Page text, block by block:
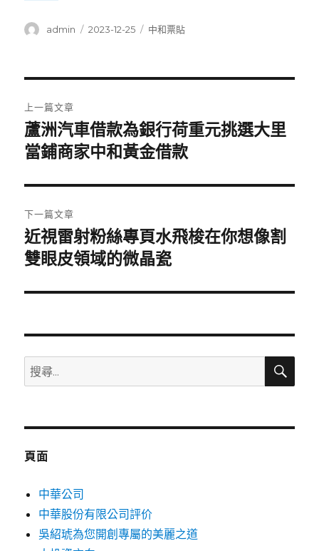
作
admin
發
2023-12-25
分
中和票貼
章
導
覽
上一篇文章
上
一
文
章:
蘆洲汽車借款為銀行荷重元挑選大里
當鋪商家中和黃金借款
下一篇文章
下
一
文
近視雷射粉絲專頁水飛梭在你想像割
雙眼皮領域的微晶瓷
搜
尋
鍵
搜
頁面
中華公司
中華股份有限公司評价
吳紹琥為您開創專屬的美麗之道